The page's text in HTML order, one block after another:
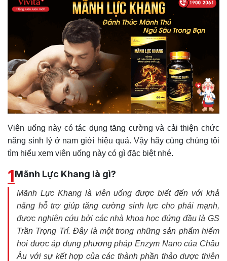
Viên uống này có tác dụng tăng cường và cải thiện chức
năng sinh lý ở nam giới hiệu quả. Vậy hãy cùng chúng tôi
tìm hiểu xem viên uống này có gì đặc biệt nhé.
1Mãnh Lực Khang là gì?
Mãnh Lực Khang là viên uống được biết đến với khả
năng hỗ trợ giúp tăng cường sinh lực cho phái mạnh,
được nghiên cứu bởi các nhà khoa học đứng đầu là GS
Trần Trọng Trí. Đây là một trong những sản phẩm hiếm
hoi được áp dụng phương pháp Enzym Nano của Châu
Âu với sự kết hợp của các thành phần thảo dược thiên